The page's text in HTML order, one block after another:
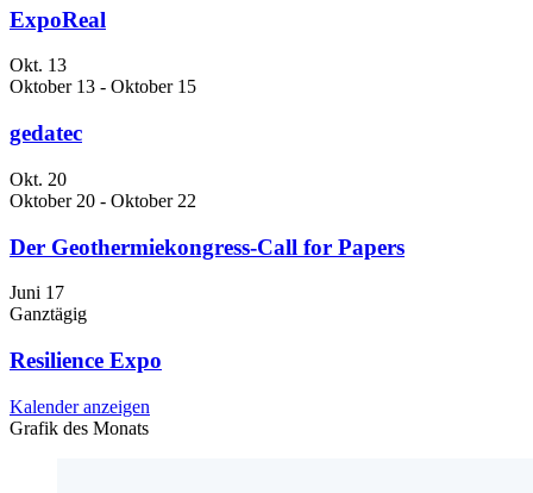
ExpoReal
Okt. 13
Oktober 13 - Oktober 15
gedatec
Okt. 20
Oktober 20 - Oktober 22
Der Geothermiekongress-Call for Papers
Juni 17
Ganztägig
Resilience Expo
Kalender anzeigen
Grafik des Monats